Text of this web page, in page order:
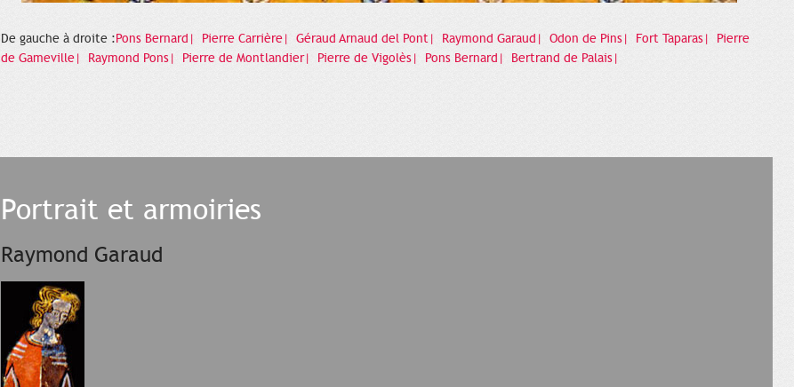
De gauche à droite :Pons Bernard| Pierre Carrière| Géraud Arnaud del Pont| Raymond Garaud| Odon de Pins| Fort Taparas|
Pierre
de Gameville|
Raymond Pons| Pierre de Montlandier| Pierre de Vigolès| Pons Bernard| Bertrand de Palais|
Portrait et armoiries
Raymond Garaud